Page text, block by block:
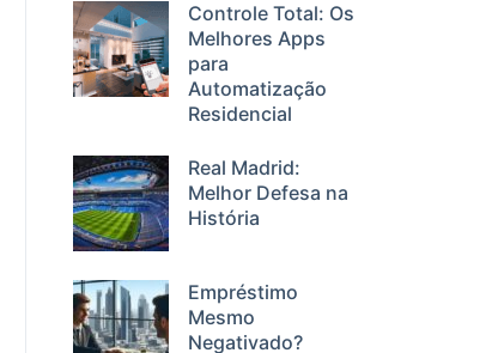
Controle Total: Os
Melhores Apps
para
Automatização
Residencial
Real Madrid:
Melhor Defesa na
História
Empréstimo
Mesmo
Negativado?